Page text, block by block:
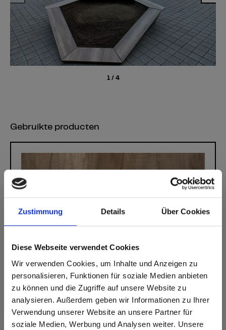
Zustimmung Details Über Cookies
Diese Webseite verwendet Cookies
Wir verwenden Cookies, um Inhalte und Anzeigen zu
personalisieren, Funktionen für soziale Medien anbieten
zu können und die Zugriffe auf unsere Website zu
analysieren. Außerdem geben wir Informationen zu Ihrer
Verwendung unserer Website an unsere Partner für
soziale Medien, Werbung und Analysen weiter. Unsere
1/ 4
Gebruikte producten